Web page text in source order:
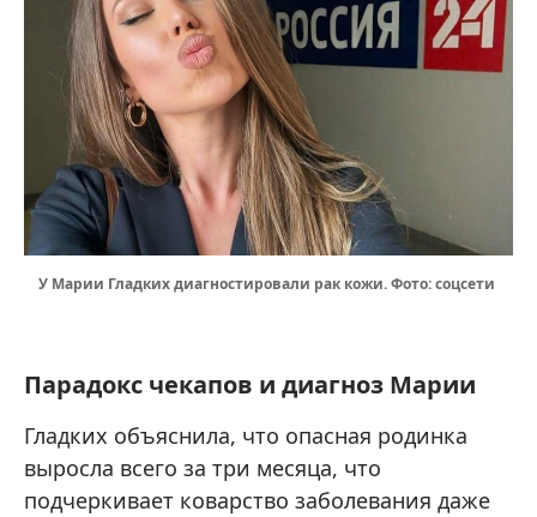
У Марии Гладких диагностировали рак кожи. Фото: соцсети
Парадокс чекапов и диагноз Марии
Гладких объяснила, что опасная родинка
выросла всего за три месяца, что
подчеркивает коварство заболевания даже